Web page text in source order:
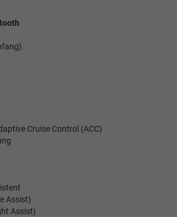
Cruise Control (ACC)
Assist)
Assist)